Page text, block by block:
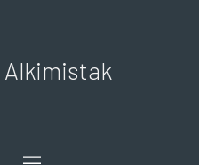
Alkimistak